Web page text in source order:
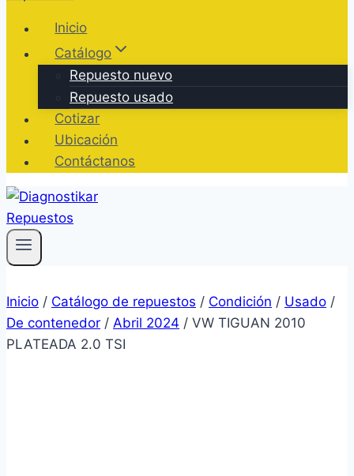
Inicio
Catálogo
Repuesto nuevo
Repuesto usado
Cotizar
Ubicación
Contáctanos
Inicio / Catálogo de repuestos / Condición / Usado /
De contenedor / Abril 2024 / VW TIGUAN 2010
PLATEADA 2.0 TSI